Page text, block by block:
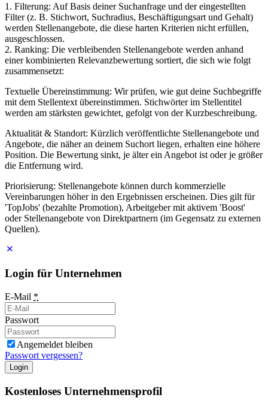
1. Filterung: Auf Basis deiner Suchanfrage und der eingestellten
Filter (z. B. Stichwort, Suchradius, Beschäftigungsart und Gehalt)
werden Stellenangebote, die diese harten Kriterien nicht erfüllen,
ausgeschlossen.
2. Ranking: Die verbleibenden Stellenangebote werden anhand
einer kombinierten Relevanzbewertung sortiert, die sich wie folgt
zusammensetzt:
Textuelle Übereinstimmung: Wir prüfen, wie gut deine Suchbegriffe
mit dem Stellentext übereinstimmen. Stichwörter im Stellentitel
werden am stärksten gewichtet, gefolgt von der Kurzbeschreibung.
Aktualität & Standort: Kürzlich veröffentlichte Stellenangebote und
Angebote, die näher an deinem Suchort liegen, erhalten eine höhere
Position. Die Bewertung sinkt, je älter ein Angebot ist oder je größer
die Entfernung wird.
Priorisierung: Stellenangebote können durch kommerzielle
Vereinbarungen höher in den Ergebnissen erscheinen. Dies gilt für
'TopJobs' (bezahlte Promotion), Arbeitgeber mit aktivem 'Boost'
oder Stellenangebote von Direktpartnern (im Gegensatz zu externen
Quellen).
Login für Unternehmen
E-Mail *
Passwort
Angemeldet bleiben
Passwort vergessen?
Login
Kostenloses Unternehmensprofil